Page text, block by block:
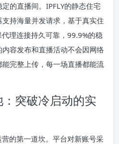
的直播间。IPFLY的静态住宅
持海量并发请求，基于真实住
理连接持久可靠，99.9%的稳
容发布和直播活动不会因网络
完整上传，每一场直播都能流
突破冷启动的实
的第一道坎。平台对新账号采